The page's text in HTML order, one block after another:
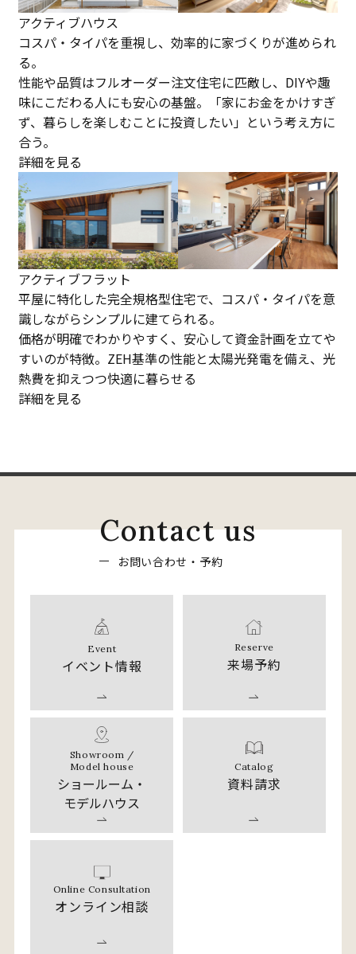
アクティブハウス
コスパ・タイパを重視し、効率的に家づくりが進められ
る。
性能や品質はフルオーダー注文住宅に匹敵し、DIYや趣
味にこだわる人にも安心の基盤。「家にお金をかけすぎ
ず、暮らしを楽しむことに投資したい」という考え方に
合う。
詳細を見る
アクティブフラット
平屋に特化した完全規格型住宅で、コスパ・タイパを意
識しながらシンプルに建てられる。
価格が明確でわかりやすく、安心して資金計画を立てや
すいのが特徴。ZEH基準の性能と太陽光発電を備え、光
熱費を抑えつつ快適に暮らせる
詳細を見る
Contact us
お問い合わせ ・ 予約
Event
イベント情報
Showroom /
Model house
ショールーム・
モデルハウス
Reserve
来場予約
Catalog
資料請求
Online Consultation
オンライン相談